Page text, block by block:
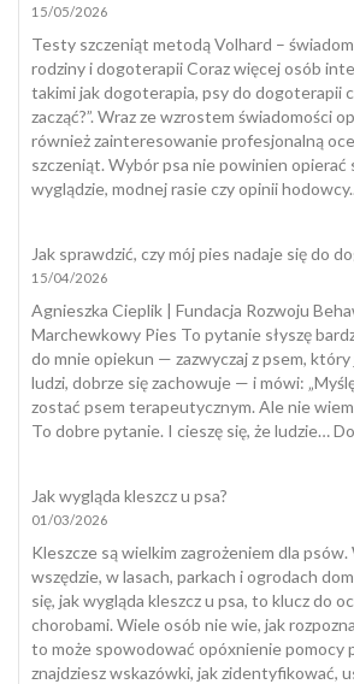
15/05/2026
Testy szczeniąt metodą Volhard –
rodziny i dogoterapii Coraz więcej osób
takimi jak dogoterapia, psy do dogoterapii
zacząć?”. Wraz ze wzrostem świadomości
również zainteresowanie profesjonalną
szczeniąt. Wybór psa nie powinien opierać
wyglądzie, modnej rasie czy opinii
Jak sprawdzić, czy mój pies nadaje się do
15/04/2026
Agnieszka Cieplik | Fundacja Rozwoju
Marchewkowy Pies To pytanie słyszę
do mnie opiekun — zazwyczaj z psem,
ludzi, dobrze się zachowuje — i mówi:
zostać psem terapeutycznym. Ale nie
To dobre pytanie. I cieszę się, że ludzie…
Jak wygląda kleszcz u psa?
01/03/2026
Kleszcze są wielkim zagrożeniem dla
wszędzie, w lasach, parkach i ogrodach
się, jak wygląda kleszcz u psa, to klucz do
chorobami. Wiele osób nie wie, jak
to może spowodować opóxnienie pomocy
znajdziesz wskazówki, jak zidentyfikować,